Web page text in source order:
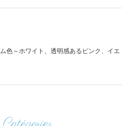
色～ホワイト、透明感あるピンク、イエ